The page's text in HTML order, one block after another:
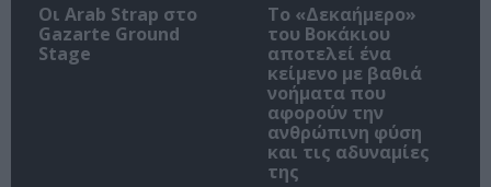
Οι Arab Strap στο
Gazarte Ground
Stage
Το «Δεκαήμερο»
του Βοκάκιου
αποτελεί ένα
κείμενο με βαθιά
νοήματα που
αφορούν την
ανθρώπινη φύση
και τις αδυναμίες
της